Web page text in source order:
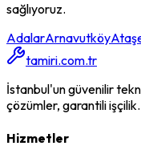
sağlıyoruz.
AdalarArnavutköy
tamiri.com.tr
İstanbul'un güvenilir
çözümler, garantili işçilik.
Hizmetler